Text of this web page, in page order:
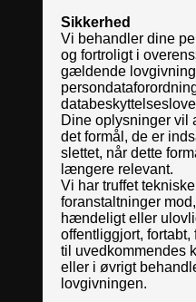
Sikkerhed
Vi behandler dine
og fortroligt i
gældende
Dine oplysninger vil
det formål, de er
slettet, når dette
længere relevant.
Vi har truffet
foranstaltninger
hændeligt eller
offentliggjort,
til uvedkommendes
eller i øvrigt
lovgivningen.